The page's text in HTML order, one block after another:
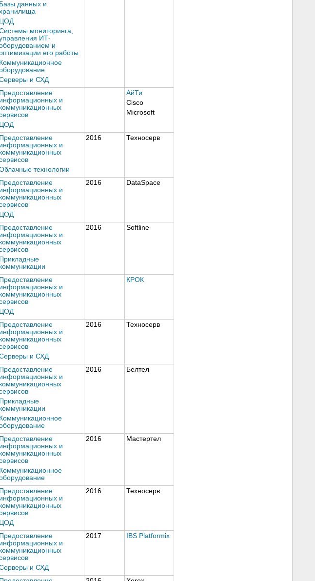
Базы данных и
ЦОД
мониторинга,
ИТ-
и
его работы
Коммуникационное
и СХД
Предоставление
информационных и
коммуникационных
ЦОД
АйТи
Cisco
Microsoft
Предоставление
информационных и
коммуникационных
технологии
2016 Техносерв
Предоставление
информационных и
коммуникационных
ЦОД
2016 DataSpace
Предоставление
информационных и
коммуникационных
Прикладные
коммуникации
2016 Softline
Предоставление
информационных и
коммуникационных
ЦОД
КРОК
Предоставление
информационных и
коммуникационных
и СХД
2016 Техносерв
Предоставление
информационных и
коммуникационных
Прикладные
коммуникации
Коммуникационное
2016 Белтел
Предоставление
информационных и
коммуникационных
Коммуникационное
2016 Мастертел
Предоставление
информационных и
коммуникационных
ЦОД
2016 Техносерв
Предоставление
информационных и
коммуникационных
и СХД
2017 IBS Platformix